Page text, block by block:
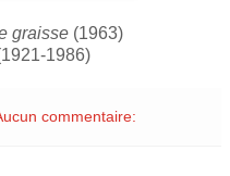
graisse(1963)
1986)
commentaire: